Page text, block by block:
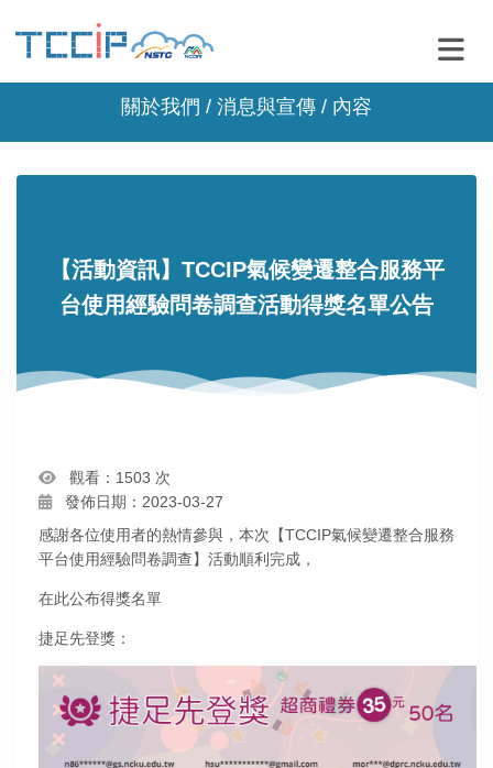
關於我們 / 消息與宣傳 / 內容
【活動資訊】TCCIP氣候變遷整合服務平
台使用經驗問卷調查活動得獎名單公告
觀看：1503 次
發佈日期：2023-03-27
感謝各位使用者的熱情參與，本次【TCCIP氣候變遷整合服務
平台使用經驗問卷調查】活動順利完成，
在此公布得獎名單
捷足先登獎：